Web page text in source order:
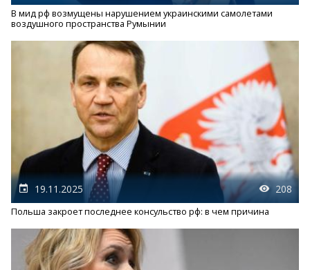
В мид рф возмущены нарушением украинскими самолетами
воздушного пространства Румынии
19.11.2025 208
Польша закроет последнее консульство рф: в чем причина